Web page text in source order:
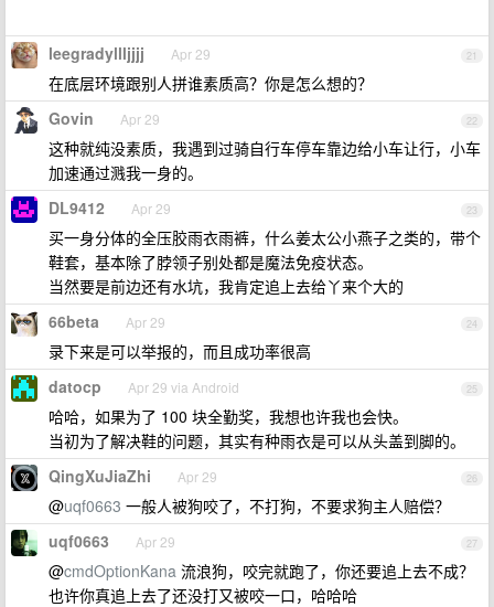
21
leegradyllljjjj Apr 29
在底层环境跟别人拼谁素质高？你是怎么想的？
22
Govin Apr 29
这种就纯没素质，我遇到过骑自行车停车靠边给小车让行，小车
加速通过溅我一身的。
23
DL9412 Apr 29
买一身分体的全压胶雨衣雨裤，什么姜太公小燕子之类的，带个
鞋套，基本除了脖领子别处都是魔法免疫状态。
当然要是前边还有水坑，我肯定追上去给丫来个大的
24
66beta Apr 29
录下来是可以举报的，而且成功率很高
25
datocp Apr 29 via Android
哈哈，如果为了 100 块全勤奖，我想也许我也会快。
当初为了解决鞋的问题，其实有种雨衣是可以从头盖到脚的。
26
QingXuJiaZhi Apr 29
@uqf0663 一般人被狗咬了，不打狗，不要求狗主人赔偿？
27
uqf0663 Apr 29
@cmdOptionKana 流浪狗，咬完就跑了，你还要追上去不成？
也许你真追上去了还没打又被咬一口，哈哈哈